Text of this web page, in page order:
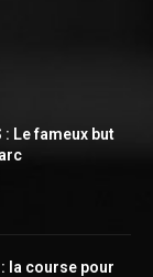
: Le fameux but
la course pour